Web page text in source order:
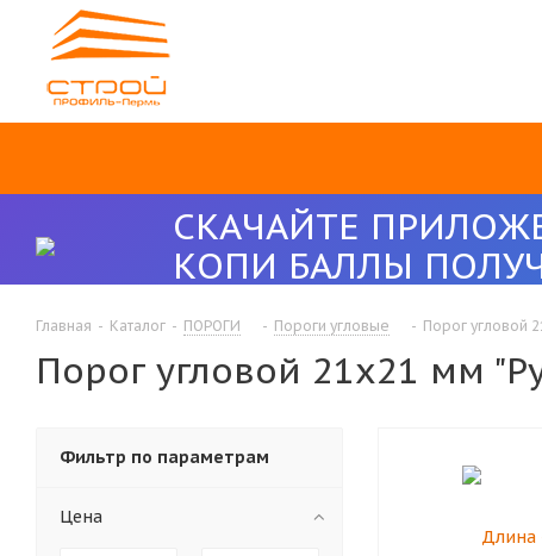
СКАЧАЙТЕ
КОПИ БАЛЛЫ
Главная - Каталог - ПОРОГИ - Пороги угловые - Порог угловой
Порог угловой 21х21 мм
Фильтр по параметрам
Цена